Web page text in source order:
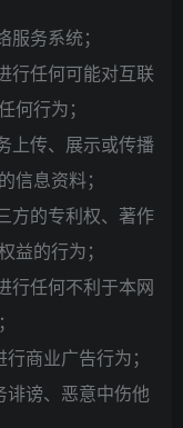
服务系统；
行任何可能对互联
何行为；
上传、展示或传播
信息资料；
方的专利权、著作
益的行为；
行任何不利于本网
商业广告行为；
诽谤、恶意中伤他